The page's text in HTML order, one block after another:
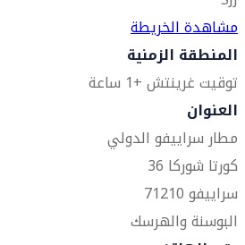
مشاهدة الخريطة
المنطقة الزمنية
توقيت غرينتش +1 ساعة
العنوان
مطار سراييفو الدولي
كورتا شوركا 36
سراييفو 71210
البوسنة والهرسك